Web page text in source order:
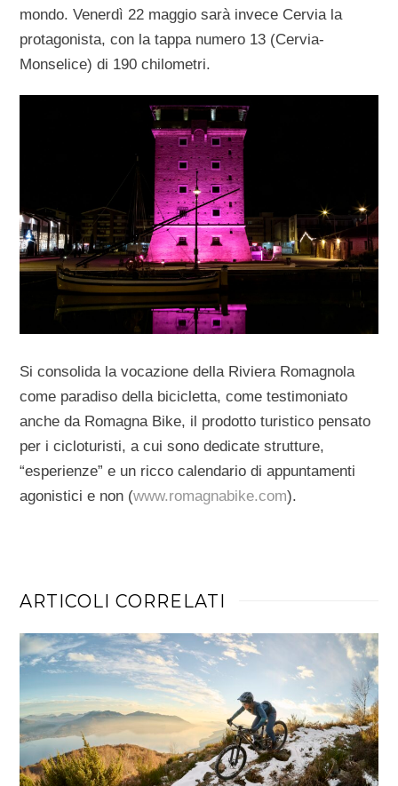
mondo. Venerdì 22 maggio sarà invece Cervia la
protagonista, con la tappa numero 13 (Cervia-
Monselice) di 190 chilometri.
Si consolida la vocazione della Riviera Romagnola
come paradiso della bicicletta, come testimoniato
anche da Romagna Bike, il prodotto turistico pensato
per i cicloturisti, a cui sono dedicate strutture,
“esperienze” e un ricco calendario di appuntamenti
agonistici e non (www.romagnabike.com).
ARTICOLI CORRELATI